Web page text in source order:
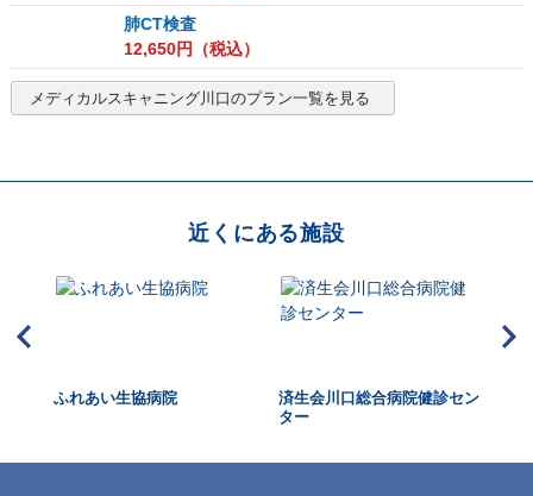
肺CT検査
12,650円（税込）
メディカルスキャニング川口のプラン一覧を見る
近くにある施設
ふれあい生協病院
済生会川口総合病院健診セン
ター